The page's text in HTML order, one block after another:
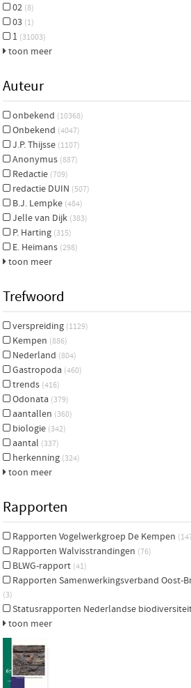
02 (8)
03 (1)
1 (31003)
toon meer
Auteur
onbekend (10368)
Onbekend (4047)
J.P. Thijsse (1107)
Anonymus (887)
Redactie (709)
redactie DUIN (507)
B.J. Lempke (484)
Jelle van Dijk (383)
P. Harting (315)
E. Heimans (298)
toon meer
Trefwoord
verspreiding (1129)
Kempen (886)
Nederland (804)
Gastropoda (460)
trends (416)
Odonata (379)
aantallen (360)
biologie (342)
aantal (337)
herkenning (324)
toon meer
Rapporten
Rapporten Vogelwerkgroep De Kempen
Rapporten Walvisstrandingen (76)
BLWG-rapport (41)
Rapporten Samenwerkingsverband Oost-
(3)
Statusrapporten Nederlandse
toon meer